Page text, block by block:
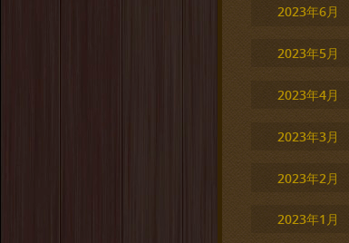
2023年6月
2023年5月
2023年4月
2023年3月
2023年2月
2023年1月